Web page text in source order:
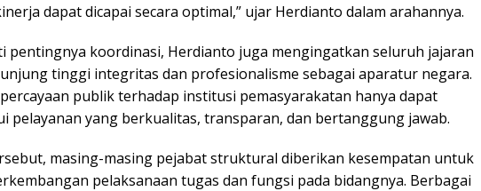
dapat dicapai secara optimal,” ujar Herdianto dalam arahannya.
pentingnya koordinasi, Herdianto juga mengingatkan seluruh jajaran
tinggi integritas dan profesionalisme sebagai aparatur negara.
publik terhadap institusi pemasyarakatan hanya dapat
pelayanan yang berkualitas, transparan, dan bertanggung jawab.
masing-masing pejabat struktural diberikan kesempatan untuk
pelaksanaan tugas dan fungsi pada bidangnya. Berbagai